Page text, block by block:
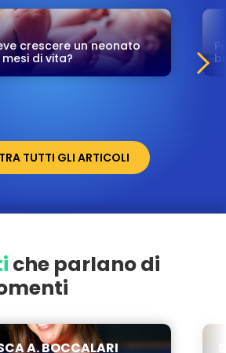
crescere un neonato
di vita?
TUTTI GLI ARTICOLI
che parlano di
A. BOCCALARI